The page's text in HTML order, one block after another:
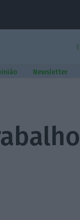
Newsletter